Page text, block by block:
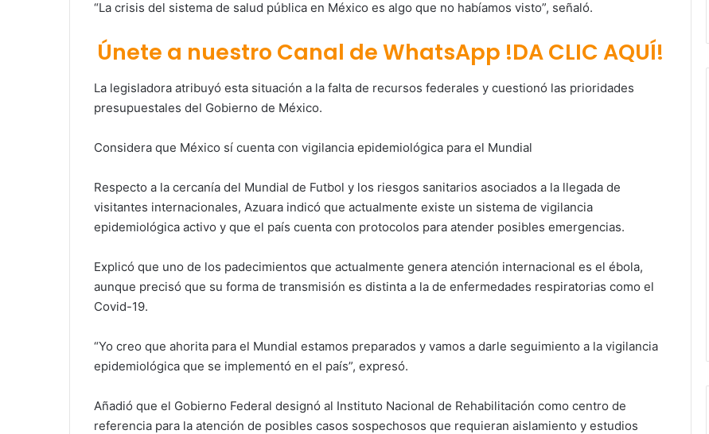
“La crisis del sistema de salud pública en México es algo que no habíamos visto”, señaló.
Únete a nuestro Canal de WhatsApp !DA CLIC AQUÍ!
La legisladora atribuyó esta situación a la falta de recursos federales y cuestionó las prioridades
presupuestales del Gobierno de México.
Considera que México sí cuenta con vigilancia epidemiológica para el Mundial
Respecto a la cercanía del Mundial de Futbol y los riesgos sanitarios asociados a la llegada de
visitantes internacionales, Azuara indicó que actualmente existe un sistema de vigilancia
epidemiológica activo y que el país cuenta con protocolos para atender posibles emergencias.
Explicó que uno de los padecimientos que actualmente genera atención internacional es el ébola,
aunque precisó que su forma de transmisión es distinta a la de enfermedades respiratorias como el
Covid-19.
“Yo creo que ahorita para el Mundial estamos preparados y vamos a darle seguimiento a la vigilancia
epidemiológica que se implementó en el país”, expresó.
Añadió que el Gobierno Federal designó al Instituto Nacional de Rehabilitación como centro de
referencia para la atención de posibles casos sospechosos que requieran aislamiento y estudios